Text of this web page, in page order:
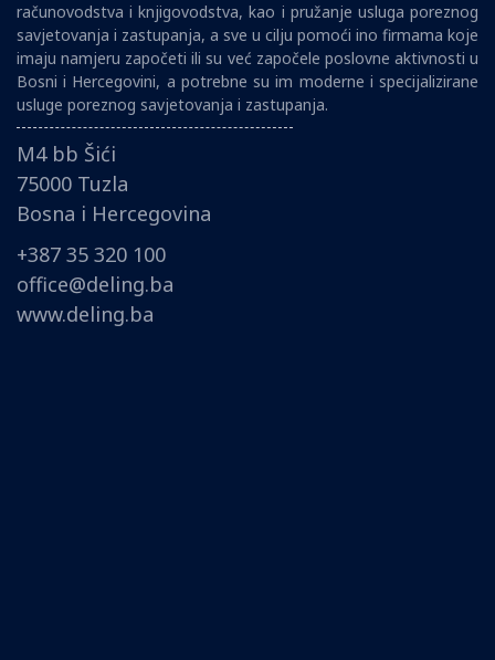
računovodstva i knjigovodstva, kao i pružanje usluga poreznog
savjetovanja i zastupanja, a sve u cilju pomoći ino firmama koje
imaju namjeru započeti ili su već započele poslovne aktivnosti u
Bosni i Hercegovini, a potrebne su im moderne i specijalizirane
usluge poreznog savjetovanja i zastupanja.
M4 bb Šići
75000 Tuzla
Bosna i Hercegovina
+387 35 320 100
office@deling.ba
www.deling.ba